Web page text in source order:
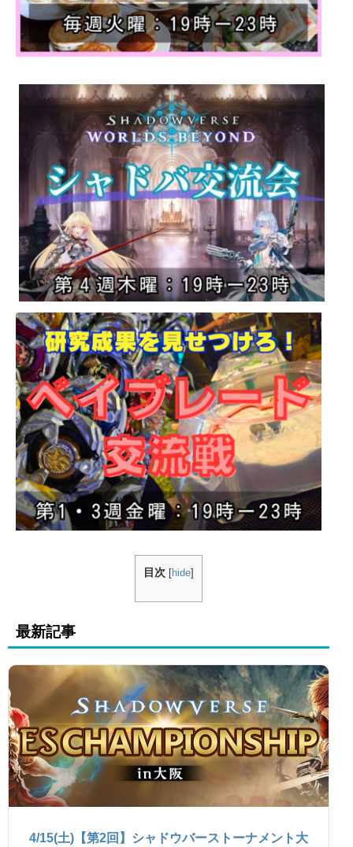
目次 [hide]
最新記事
4/15(土)【第2回】シャドウバーストーナメント大